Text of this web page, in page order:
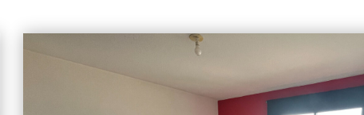
tranquillité. Une place de parking privative complète ce bien. Localisation idéale :
commerces à proximité immédiate et ligne de bus n°19 -